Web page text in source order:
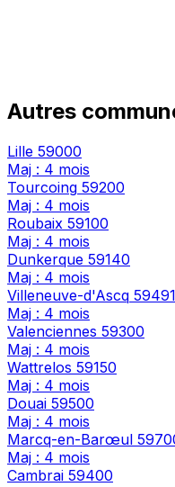
Autres
Lille 59000
Maj : 4 mois
Tourcoing 59200
Maj : 4 mois
Roubaix 59100
Maj : 4 mois
Dunkerque 59140
Maj : 4 mois
Villeneuve-d'Ascq 59491
Maj : 4 mois
Valenciennes 59300
Maj : 4 mois
Wattrelos 59150
Maj : 4 mois
Douai 59500
Maj : 4 mois
Marcq-en-Barœul
Maj : 4 mois
Cambrai 59400